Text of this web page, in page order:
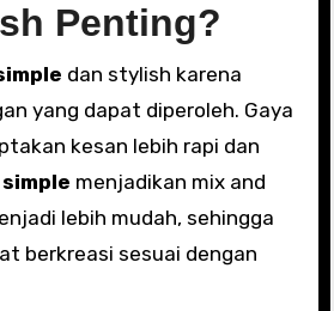
Penting?
dan stylish karena
yang dapat diperoleh. Gaya
kesan lebih rapi dan
menjadikan mix and
lebih mudah, sehingga
berkreasi sesuai dengan